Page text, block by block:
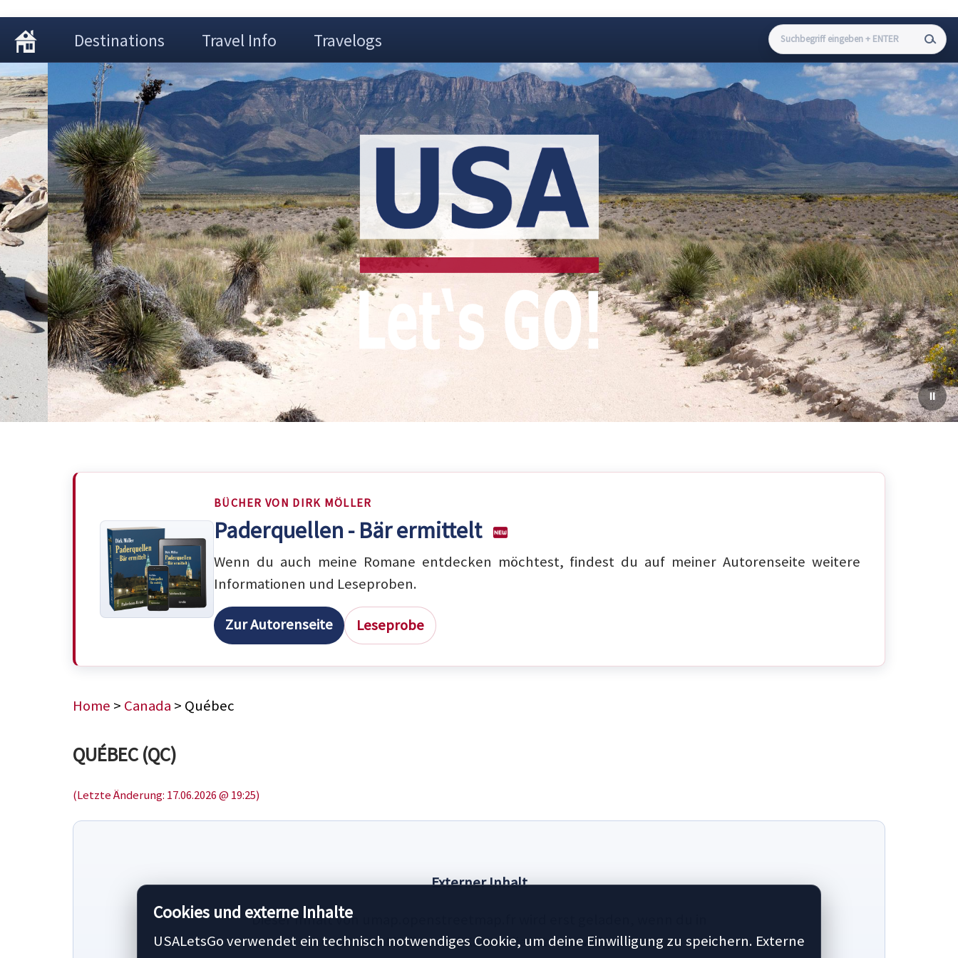
Destinations Travel Info Travelogs
BÜCHER VON DIRK MÖLLER
Paderquellen - Bär ermittelt
Wenn du auch meine Romane entdecken möchtest, findest du auf meiner Autorenseite weitere
Informationen und Leseproben.
Zur Autorenseite Leseprobe
Home > Canada > Québec
QUÉBEC (QC)
(Letzte Änderung: 17.06.2026 @ 19:25)
Externer Inhalt
Dieser Inhalt von umap.openstreetmap.fr wird erst geladen, wenn du in
externe Medien und Kartendienste einwilligst.
Cookies und externe Inhalte
USALetsGo verwendet ein technisch notwendiges Cookie, um deine Einwilligung zu speichern. Externe